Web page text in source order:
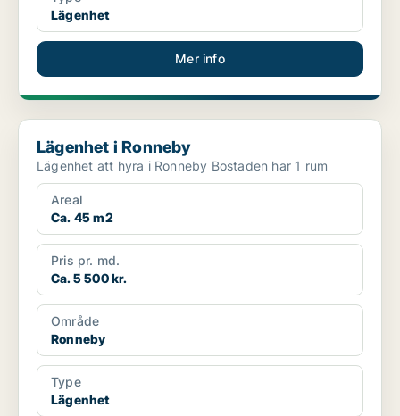
Lägenhet
Mer info
Lägenhet i Ronneby
Lägenhet i Ronneby
Lägenhet att hyra i Ronneby Bostaden har 1 rum
Areal
Ca. 45 m2
Pris pr. md.
Ca. 5 500 kr.
Område
Ronneby
Type
Lägenhet